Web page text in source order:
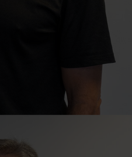
& Swartland